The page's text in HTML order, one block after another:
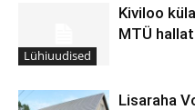
Lühiuudised
Kiviloo
MTÜ
Lisaraha